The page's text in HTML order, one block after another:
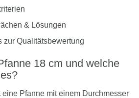
& Lösungen
zur Qualitätsbewertung
18 cm und welche
eine Pfanne mit einem Durchmesser